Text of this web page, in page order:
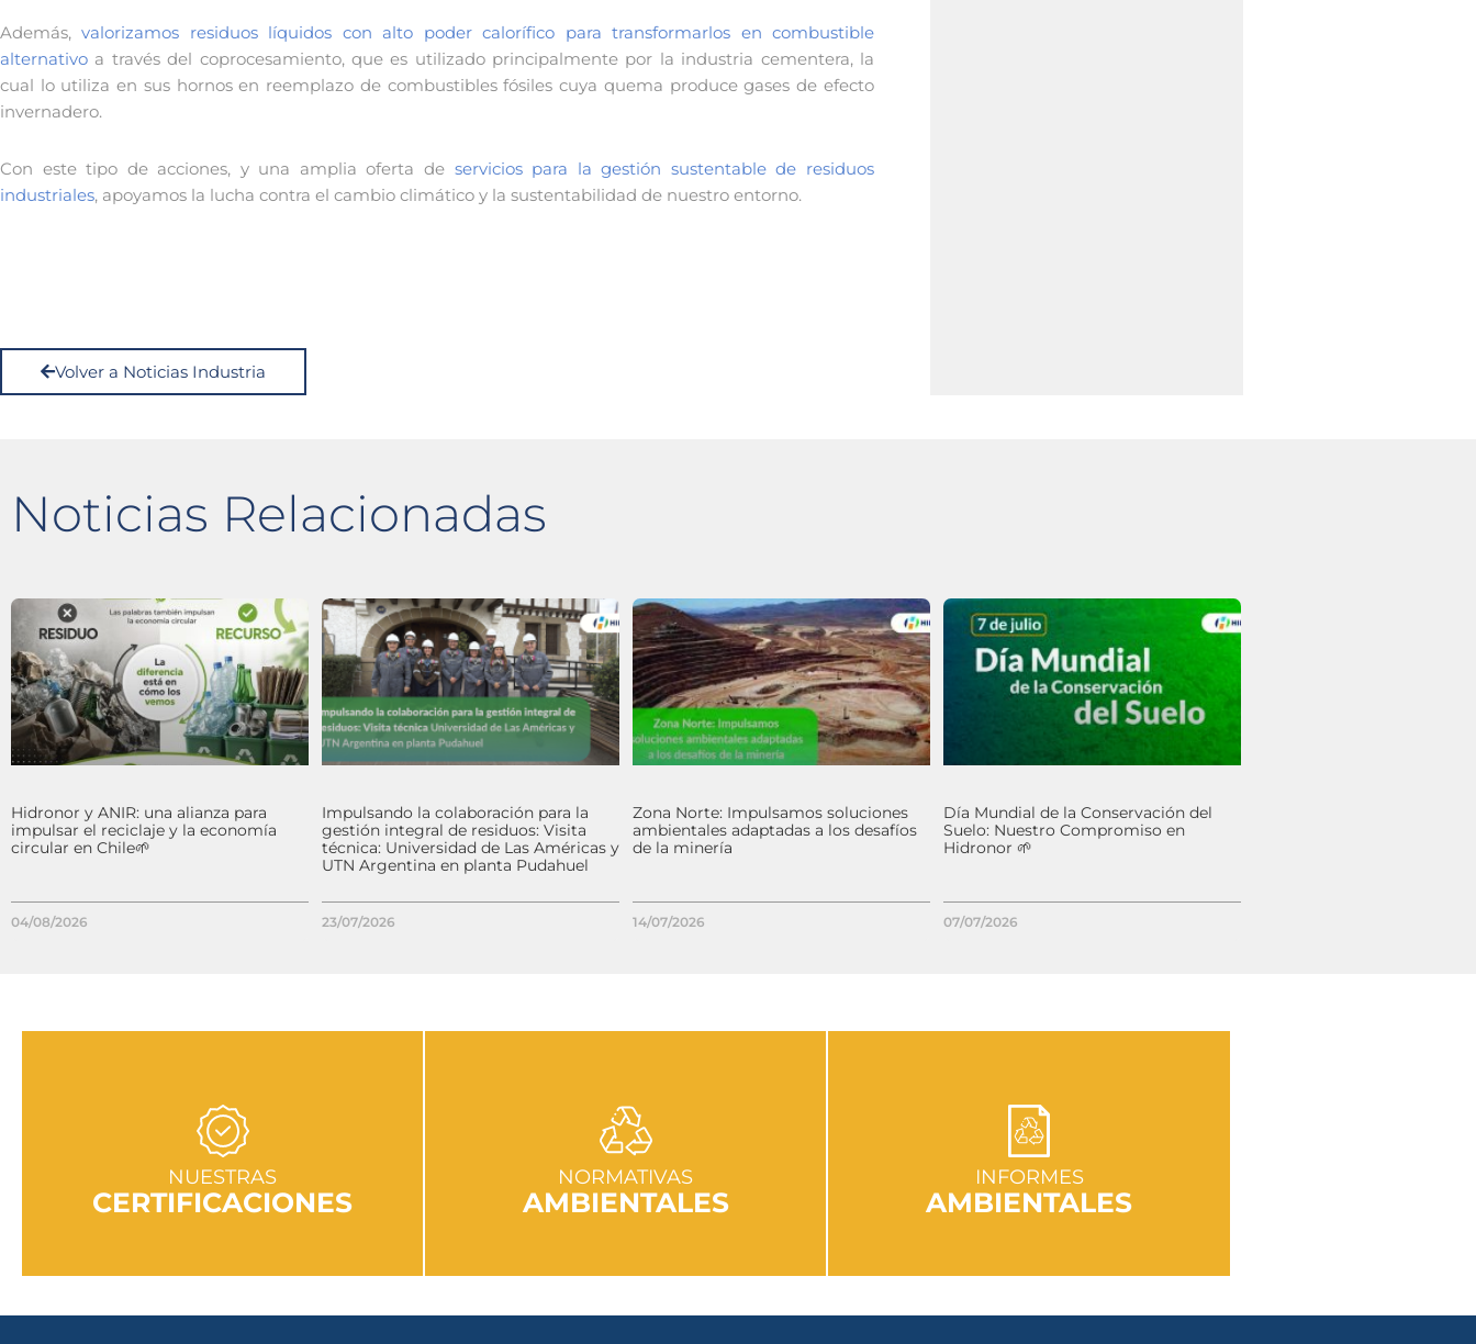
Además,valorizamos residuos líquidos con alto poder calorífico para transformarlos en combustible
alternativo a través del coprocesamiento, que es utilizado principalmente por la industria cementera, la
cual lo utiliza en sus hornos en reemplazo de combustibles fósiles cuya quema produce gases de efecto
invernadero.
Con este tipo de acciones, y una amplia oferta de servicios para la gestión sustentable de residuos
industriales, apoyamos la lucha contra el cambio climático y la sustentabilidad de nuestro entorno.
Volver a Noticias Industria
Noticias Relacionadas
Hidronor y ANIR: una alianza para
impulsar el reciclaje y la economía
circular en Chile🌱
04/08/2026
Impulsando la colaboración para la
gestión integral de residuos: Visita
técnica: Universidad de Las Américas y
UTN Argentina en planta Pudahuel
23/07/2026
Zona Norte: Impulsamos soluciones
ambientales adaptadas a los desafíos
de la minería
14/07/2026
Día Mundial de la Conservación del
Suelo: Nuestro Compromiso en
Hidronor 🌱
07/07/2026
NUESTRAS
CERTIFICACIONES
IR A SECCIÓN
NORMATIVAS
AMBIENTALES
IR A SECCIÓN
INFORMES
AMBIENTALES
IR A SECCIÓN